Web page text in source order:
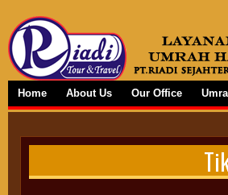
Home About Us Our Office